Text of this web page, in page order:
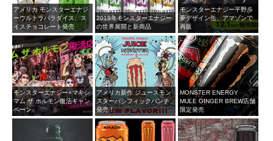
アメリカ モンスターエナジ
ーウルトラパラダイス、ス
イスチョコレート発売
2019年モンスターエナジー
の世界展開と新商品
モンスターエナジー平野歩
夢デザイン缶、アマゾンで
再販
モンスターエナジー×マキシ
マム ザ ホルモン復活キャン
ペーン
アメリカ新作 ジュースモン
スターパシフィックパンチ
発売！
MONSTER ENERGY
MULE GINGER BREW店舗
限定発売